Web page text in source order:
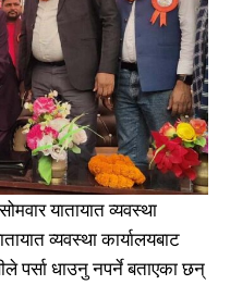
यातायात व्यवस्था
व्यवस्था कार्यालयबाट
पर्सा धाउनु नपर्ने बताएका छन्